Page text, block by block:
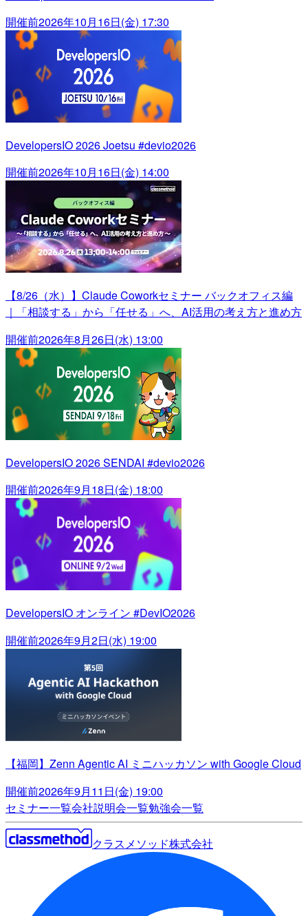
開催前2026年10月16日(金) 17:30
DevelopersIO 2026 Joetsu #devio2026
開催前2026年10月16日(金) 14:00
【8/26（水）】Claude Coworkセミナー バックオフィス編
｜「相談する」から「任せる」へ、AI活用の考え方と進め方
開催前2026年8月26日(水) 13:00
DevelopersIO 2026 SENDAI #devio2026
開催前2026年9月18日(金) 18:00
DevelopersIO オンライン #DevIO2026
開催前2026年9月2日(水) 19:00
【福岡】Zenn Agentic AI ミニハッカソン with Google Cloud
開催前2026年9月11日(金) 19:00
セミナー一覧会社説明会一覧勉強会一覧
クラスメソッド株式会社